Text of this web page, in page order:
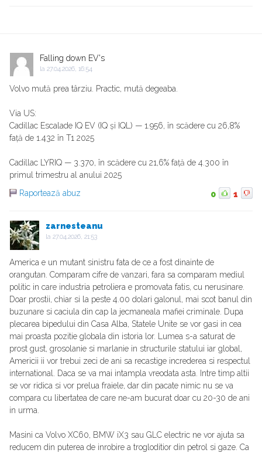
Falling down EV's
la 27.04.2026, 16:54
Volvo mută prea târziu. Practic, mută degeaba.
Via US:
Cadillac Escalade IQ EV (IQ și IQL) — 1.956, în scădere cu 26,8%
față de 1.432 în T1 2025
Cadillac LYRIQ — 3.370, în scădere cu 21,6% față de 4.300 în
primul trimestru al anului 2025
Raportează abuz
0 1
zarnesteanu
la 27.04.2026, 21:53
America e un mutant sinistru fata de ce a fost dinainte de
orangutan. Comparam cifre de vanzari, fara sa comparam mediul
politic in care industria petroliera e promovata fatis, cu nerusinare.
Doar prostii, chiar si la peste 4.00 dolari galonul, mai scot banul din
buzunare si caciula din cap la jecmaneala mafiei criminale. Dupa
plecarea bipedului din Casa Alba, Statele Unite se vor gasi in cea
mai proasta pozitie globala din istoria lor. Lumea s-a saturat de
prost gust, grosolanie si marlanie in structurile statului iar global,
Americii ii vor trebui zeci de ani sa recastige increderea si respectul
international. Daca se va mai intampla vreodata asta. Intre timp altii
se vor ridica si vor prelua fraiele, dar din pacate nimic nu se va
compara cu libertatea de care ne-am bucurat doar cu 20-30 de ani
in urma.
Masini ca Volvo XC60, BMW iX3 sau GLC electric ne vor ajuta sa
reducem din puterea de inrobire a trogloditior din petrol si gaze. Ca